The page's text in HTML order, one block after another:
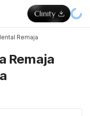
Remaja
Remaja